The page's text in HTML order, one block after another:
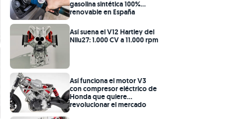
gasolina sintética 100%
renovable en España
Así suena el V12 Hartley del
Nilu27: 1.000 CV a 11.000 rpm
Así funciona el motor V3
con compresor eléctrico de
Honda que quiere
revolucionar el mercado